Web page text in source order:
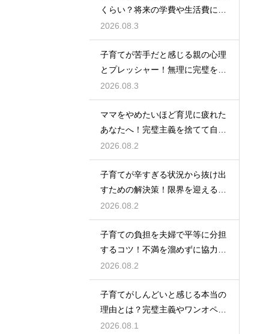
くらい？将来の学費や生活費に備
えて今から計画的に貯金をして教
育資金を準備する術
2026.08.3
子育てが苦手だと感じる親の心理
とプレッシャー！無理に完璧を目
指さずに自分らしいペースで育児
をするためのヒント
2026.08.3
ママをやめたいほど育児に疲れた
あなたへ！完璧主義を捨てて自分
自身を大切にしながら心に余裕を
取り戻すための方法
2026.08.2
子育てが辛すぎる状況から抜け出
すための解決策！限界を迎える前
に試してほしいストレス解消法と
頼れるサポート
2026.08.2
子育ての負担を夫婦で平等に分担
するコツ！不満を溜めずに協力し
て育児を乗り切るための上手なコ
ミュニケーション
2026.08.2
子育てがしんどいと感じる本当の
理由とは？完璧主義やワンオペの
負担を手放して自分らしく育児を
2026.08.1